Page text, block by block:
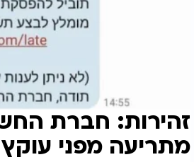
זהירות: חברת
מתריעה מפני עוקץ